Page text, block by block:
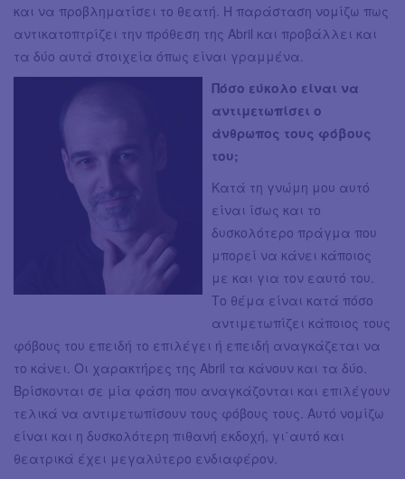
και να προβληματίσει το θεατή. Η παράσταση νομίζω πως
αντικατοπτρίζει την πρόθεση της Abril και προβάλλει και
τα δύο αυτά στοιχεία όπως είναι γραμμένα.
Πόσο εύκολο είναι να
αντιμετωπίσει ο
άνθρωπος τους φόβους
του;
Κατά τη γνώμη μου αυτό
είναι ίσως και το
δυσκολότερο πράγμα που
μπορεί να κάνει κάποιος
με και για τον εαυτό του.
Το θέμα είναι κατά πόσο
αντιμετωπίζει κάποιος τους
φόβους του επειδή το επιλέγει ή επειδή αναγκάζεται να
το κάνει. Οι χαρακτήρες της Abril τα κάνουν και τα δύο.
Βρίσκονται σε μία φάση που αναγκάζονται και επιλέγουν
τελικά να αντιμετωπίσουν τους φόβους τους. Αυτό νομίζω
είναι και η δυσκολότερη πιθανή εκδοχή, γι΄αυτό και
θεατρικά έχει μεγαλύτερο ενδιαφέρον.